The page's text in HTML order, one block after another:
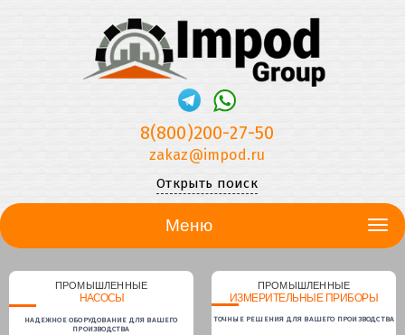
8(800)200-27-50
zakaz@impod.ru
Открыть поиск
Меню
ПРОМЫШЛЕННЫЕ
НАСОСЫ
НАДЕЖНОЕ ОБОРУДОВАНИЕ ДЛЯ ВАШЕГО
ПРОИЗВОДСТВА
ПРОМЫШЛЕННЫЕ
ИЗМЕРИТЕЛЬНЫЕ ПРИБОРЫ
ТОЧНЫЕ РЕШЕНИЯ ДЛЯ ВАШЕГО ПРОИЗВОДСТВА